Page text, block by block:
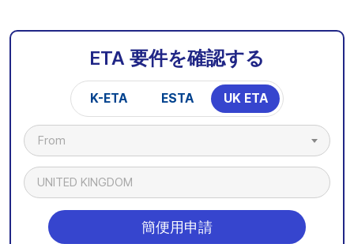
ETA 要件を確認する
K-ETA ESTA UK ETA
From
UNITED KINGDOM
簡便用申請